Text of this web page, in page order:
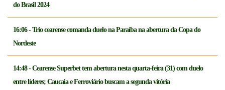
do Brasil 2024
16:06 - Trio cearense comanda duelo na Paraíba na abertura da Copa do
Nordeste
14:48 - Cearense Superbet tem abertura nesta quarta-feira (31) com duelo
entre líderes; Caucaia e Ferroviário buscam a segunda vitória